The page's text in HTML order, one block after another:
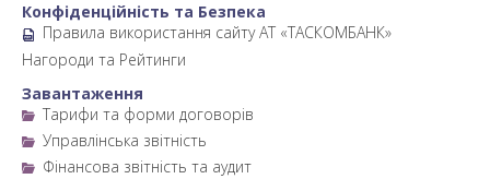
Конфіденційність та Безпека
Правила використання сайту АТ «ТАСКОМБАНК»
Нагороди та Рейтинги
Завантаження
Тарифи та форми договорів
Управлінська звітність
Фінансова звітність та аудит